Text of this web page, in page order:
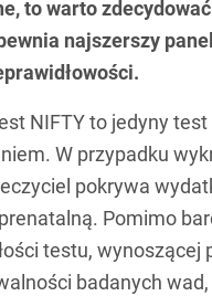
to warto
najszerszy panel
NIFTY to jedyny
W przypadku
pokrywa
Pomimo
testu, wynoszącej
badanych wad,